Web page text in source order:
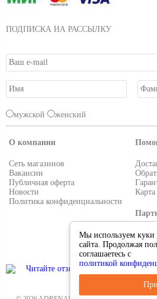
ПОДПИСКА НА РАССЫЛКУ
мужской женский
О компании
Сеть магазинов
Вакансии
Публичная оферта
Новости
Политика конфиденциальности
Карта
Мы используем куки
сайта. Продолжая
соглашаетесь с
политикой